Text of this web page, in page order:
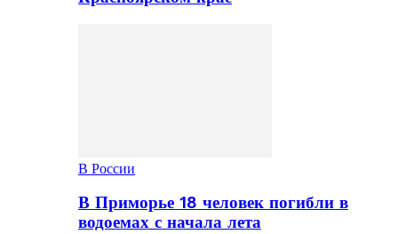
В России
В Приморье 18 человек погибли в
водоемах с начала лета